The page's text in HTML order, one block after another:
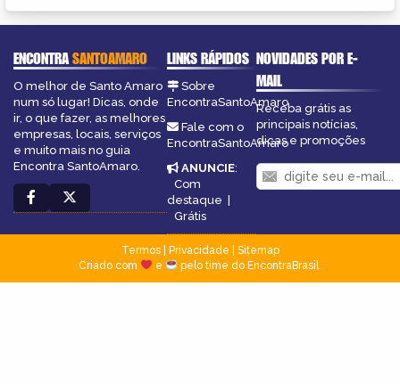
ENCONTRASANTOAMARO
O melhor de Santo Amaro
num só lugar! Dicas, onde
ir, o que fazer, as melhores
empresas, locais, serviços
e muito mais no guia
Encontra SantoAmaro.
LINKS RÁPIDOS
Sobre
EncontraSantoAmaro
Fale com o
EncontraSantoAmaro
ANUNCIE:
Com
destaque
Grátis
NOVIDADES POR E-
MAIL
Receba grátis as
principais notícias,
dicas e promoções
Termos| Privacidade
Sitemap
Criado com
e pelo time do EncontraBrasil